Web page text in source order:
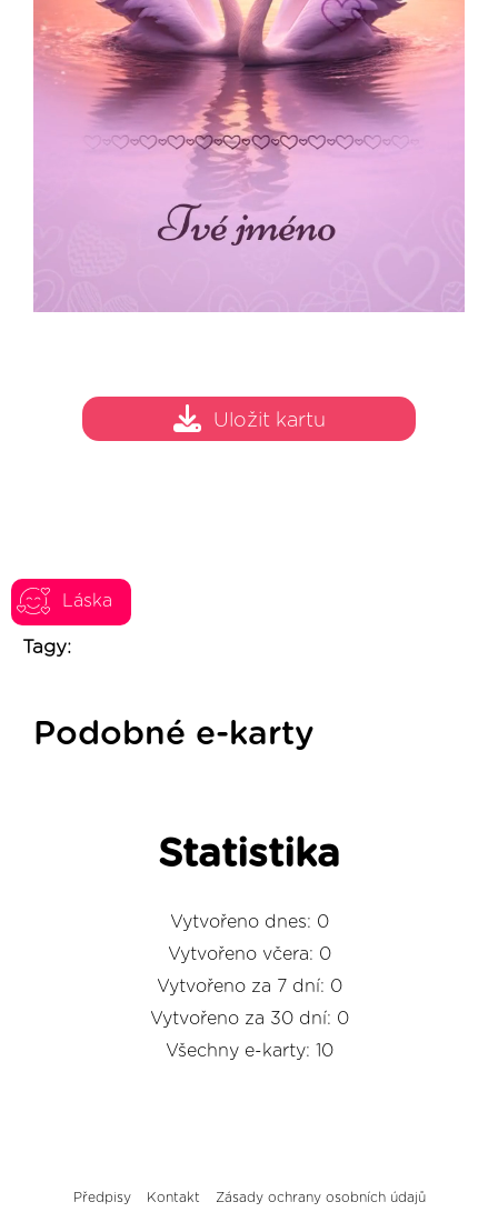
Láska
Tagy:
Uložit kartu
Podobné e-karty
Statistika
Vytvořeno dnes: 0
Vytvořeno včera: 0
Vytvořeno za 7 dní: 0
Vytvořeno za 30 dní: 0
Všechny e-karty: 10
Předpisy Kontakt Zásady ochrany osobních údajů